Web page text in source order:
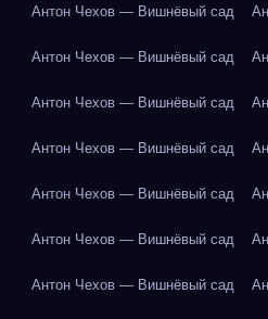
Антон Чехов — Вишнёвый сад
Антон Чехов — Вишнёвый сад
Антон Чехов — Вишнёвый сад
Антон Чехов — Вишнёвый сад
Антон Чехов — Вишнёвый сад
Антон Чехов — Вишнёвый сад
Антон Чехов — Вишнёвый сад